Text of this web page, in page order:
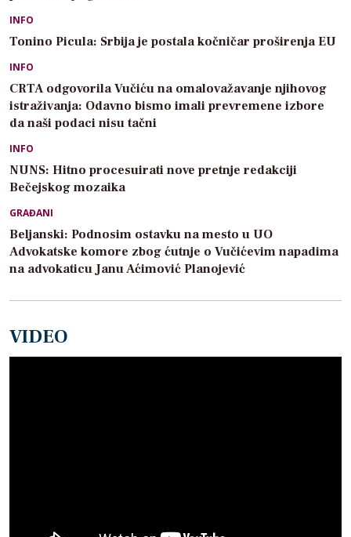
INFO
Tonino Picula: Srbija je postala kočničar proširenja EU
INFO
CRTA odgovorila Vučiću na omalovažavanje njihovog
istraživanja: Odavno bismo imali prevremene izbore
da naši podaci nisu tačni
INFO
NUNS: Hitno procesuirati nove pretnje redakciji
Bečejskog mozaika
GRAĐANI
Beljanski: Podnosim ostavku na mesto u UO
Advokatske komore zbog ćutnje o Vučićevim napadima
na advokaticu Janu Aćimović Planojević
VIDEO